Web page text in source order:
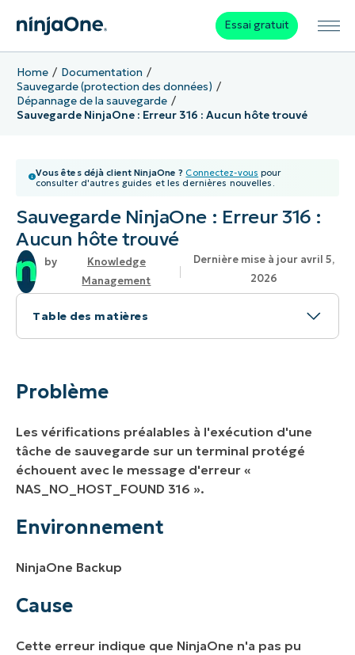
Essai gratuit
Home
Documentation
Sauvegarde (protection des données)
Dépannage de la sauvegarde
Sauvegarde NinjaOne : Erreur 316 : Aucun hôte trouvé
Vous êtes déjà client NinjaOne ? Connectez-vous pour
consulter d'autres guides et les dernières nouvelles.
Sauvegarde NinjaOne : Erreur 316 :
Aucun hôte trouvé
Knowledge
Management
Dernière mise à jour avril 5,
2026
Table des matières
Problème
Résolution
Ressources supplémentaires
Problème
Les vérifications préalables à l'exécution d'une
tâche de sauvegarde sur un terminal protégé
échouent avec le message d'erreur «
NAS_NO_HOST_FOUND 316 ».
Environnement
NinjaOne Backup
Cause
Cette erreur indique que NinjaOne n'a pas pu